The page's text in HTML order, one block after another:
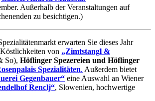
Außerhalb der Veranstaltungen auf
zu besichtigen.)
erwarten Sie dieses Jahr
von „Zimtstangl &
So), Höflinger Spezereien und Höflinger
Spezialitäten. Außerdem bietet
Gegenbauer“ eine Auswahl an Wiener
Renclj“, Slowenien, hochwertige